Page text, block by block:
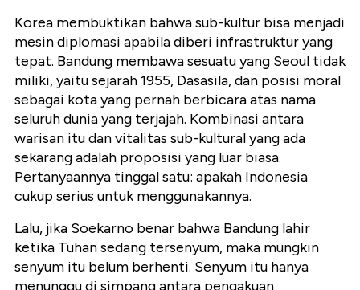
Korea membuktikan bahwa sub-kultur bisa menjadi
mesin diplomasi apabila diberi infrastruktur yang
tepat. Bandung membawa sesuatu yang Seoul tidak
miliki, yaitu sejarah 1955, Dasasila, dan posisi moral
sebagai kota yang pernah berbicara atas nama
seluruh dunia yang terjajah. Kombinasi antara
warisan itu dan vitalitas sub-kultural yang ada
sekarang adalah proposisi yang luar biasa.
Pertanyaannya tinggal satu: apakah Indonesia
cukup serius untuk menggunakannya.
Lalu, jika Soekarno benar bahwa Bandung lahir
ketika Tuhan sedang tersenyum, maka mungkin
senyum itu belum berhenti. Senyum itu hanya
menunggu di simpang antara pengakuan